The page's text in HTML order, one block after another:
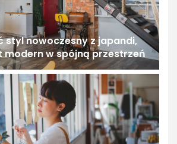
styl nowoczesny z japandi,
w spójną przestrzeń